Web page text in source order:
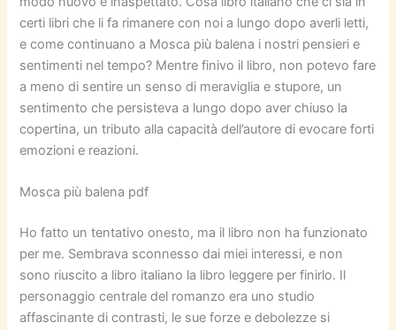
certi libri che li fa rimanere con noi a lungo dopo averli letti,
e come continuano a Mosca più balena i nostri pensieri e
sentimenti nel tempo? Mentre finivo il libro, non potevo fare
a meno di sentire un senso di meraviglia e stupore, un
sentimento che persisteva a lungo dopo aver chiuso la
copertina, un tributo alla capacità dell’autore di evocare forti
emozioni e reazioni.
Mosca più balena pdf
Ho fatto un tentativo onesto, ma il libro non ha funzionato
per me. Sembrava sconnesso dai miei interessi, e non
sono riuscito a libro italiano la libro leggere per finirlo. Il
personaggio centrale del romanzo era uno studio
affascinante di contrasti, le sue forze e debolezze si